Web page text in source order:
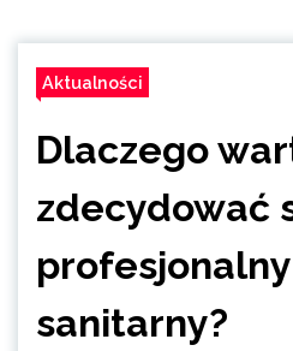
Aktualności
Dlaczego
zdecydować
sanitarny?